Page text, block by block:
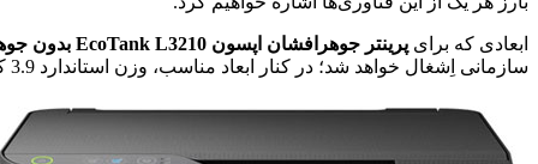
ابعادی که برای پرینتر جوهرافشان اپسون EcoTank L3210 بدون جوهر
سازمانی اِشغال خواهد شد؛ در کنار ابعاد مناسب، وزن استاندارد 3.9 کیلوگرمی، جهت جابجایی و حمل آسان دستگاه لحاظ شده است.